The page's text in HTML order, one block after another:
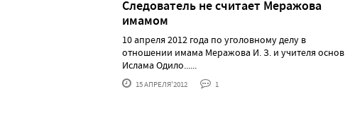
Следователь не считает Меражова
имамом
10 апреля 2012 года по уголовному делу в
отношении имама Меражова И. З. и учителя основ
Ислама Одило......
15 АПРЕЛЯ'2012 1